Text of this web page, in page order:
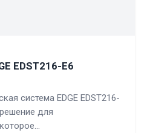
EDST216-E6
система EDGE EDST216-
для